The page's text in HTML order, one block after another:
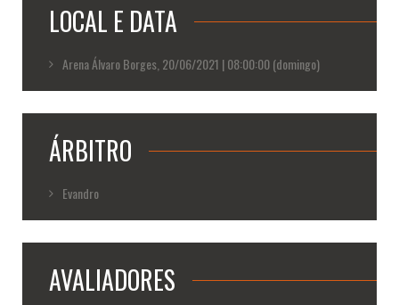
LOCAL E DATA
Arena Álvaro Borges, 20/06/2021 | 08:00:00 (domingo)
ÁRBITRO
Evandro
AVALIADORES